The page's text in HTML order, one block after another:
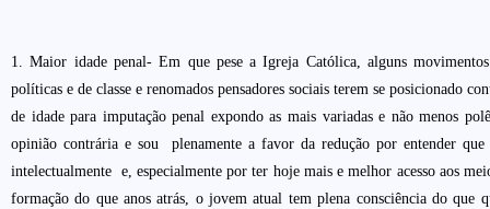
1. Maior idade penal- Em que pese a Igreja Católica, alguns movimentos
políticas e de classe e renomados pensadores sociais terem se posicionado
de idade para imputação penal expondo as mais variadas e não menos
opinião contrária e sou plenamente a favor da redução por entender
intelectualmente e, especialmente por ter hoje mais e melhor acesso aos
formação do que anos atrás, o jovem atual tem plena consciência do que